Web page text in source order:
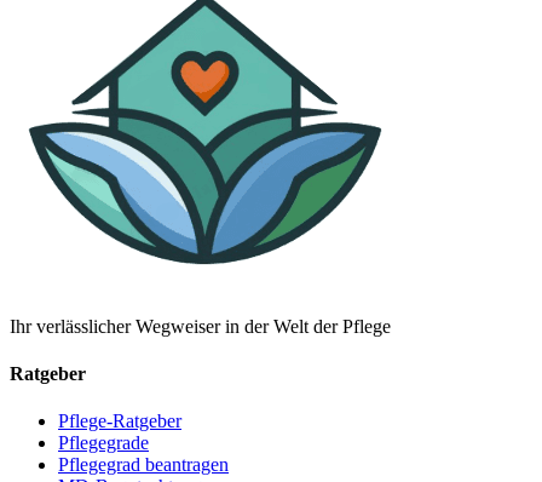
Ihr verlässlicher Wegweiser in der Welt der Pflege
Ratgeber
Pflege-Ratgeber
Pflegegrade
Pflegegrad beantragen